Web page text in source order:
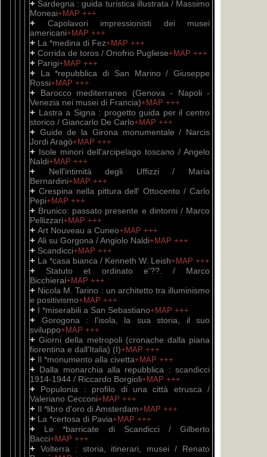
+ Sardegna : guida turistica illustrata / Massimo
Moneai+MAP +++
+ Capolavori impressionisti dei musei
americani+MAP +++
+ La *medina di Fez+MAP +++
+ Corrida de toros / Onofrio Pugliese+MAP +++
+ Parigi+MAP +++
+
La *repubblica di San Marino / Giuseppe
Rossi+MAP +++
+
Barocco mediterraneo (Genova - Napoli -
Venezia nei musei di Francia)+MAP +++
+ Lastra a Signa : progetto guida per il centro
storico / Giancarlo De Carlo+MAP +++
+ Guide de la Girona monumentale / Narcis
Jordi Aragò+MAP +++
+ Isole minori dell'arcipelago toscano / Angelo
Naldi+MAP +++
+
Nell'intimità degli Uffizzi / Maria
Bernardini+MAP +++
+ Crespina nella pittura dell' Ottocento / Carlo
Pepi+MAP +++
+ Brunico: passato presente e dintorni / Marco
Pellizzari+MAP +++
+ Art Nouveau a Cuneo+MAP +++
+ Ali su Gorgona / Angiolo Naldi+MAP +++
+ Scandicci+MAP +++
+ La *casa bianca / Kenneth W. Leish+MAP +++
+ Statuto et ordinato e'??. / Marco
Bicchierai+MAP +++
+ Nicola M. Tarino : un architetto tra illuminismo
e positivismo+MAP +++
+ I *miserabili a San Sebastiano+MAP +++
+ Gorogona : l'isola, la sua storia, il suo
sviluppo+MAP +++
+Giorni della metropoli (cronache dalla piana
fiorentina e dall'Italia) (I)+MAP +++
+ Il *monumento alla civetta+MAP +++
+ Dalla monarchia alla repubblica : scandicci
1914-1944 / Riccardo Borgioli+MAP +++
+ Populonia : profilo di una città etrusca /
Valeriano Cecconi+MAP +++
+ Il *libro d'oro di Amsterdam+MAP +++
+ La *certosa di Pavia+MAP +++
+ Le *barricate di Scandicci / Gilberto
Bacci+MAP +++
+ Volterra : storia, itinerari, musei / Renato